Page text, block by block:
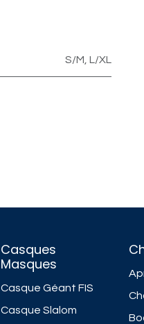
S/M L/XL
Casques
Masques
Casque Géant FIS
Casque Slalom